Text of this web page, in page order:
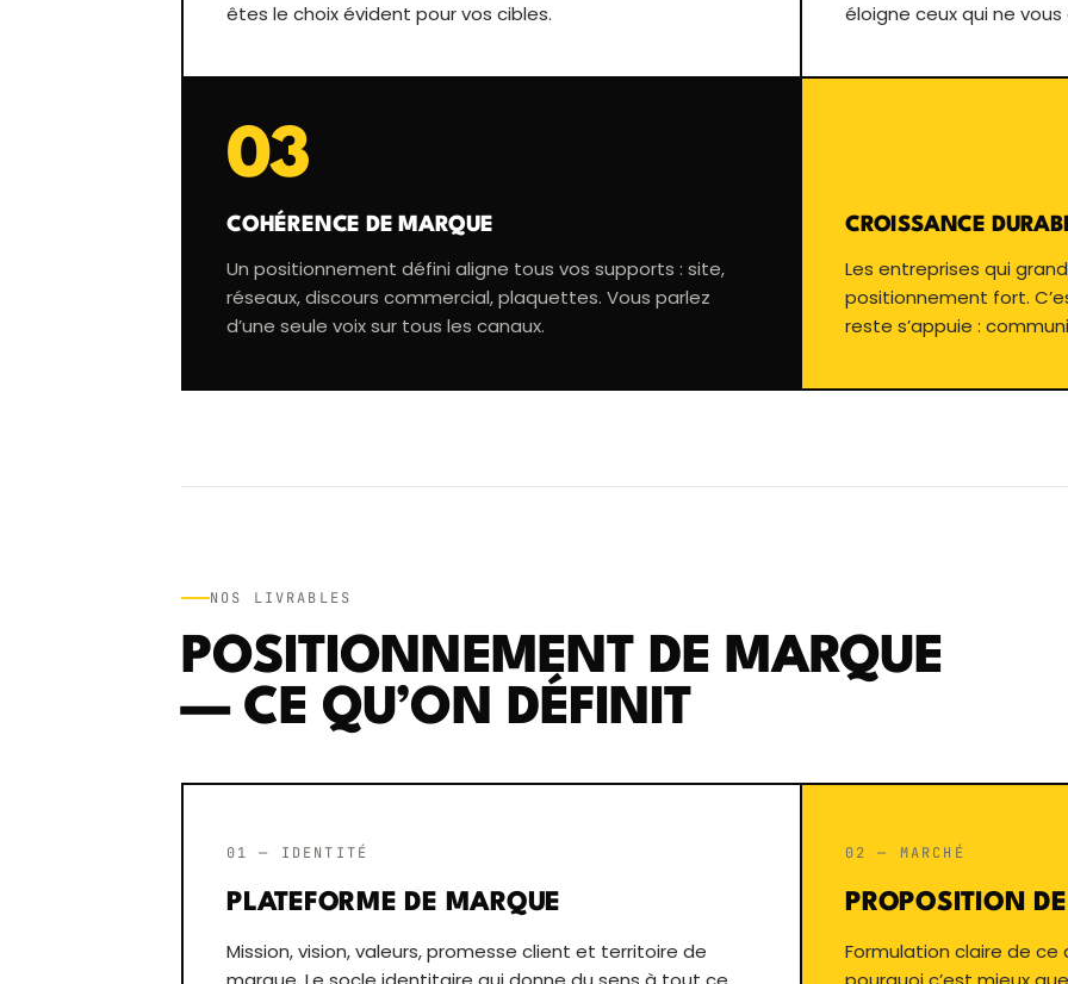
êtes le choix évident pour vos cibles.
éloigne ceux qui ne
03
COHÉRENCE DE MARQUE
Un positionnement défini aligne tous vos supports : site,
réseaux, discours commercial, plaquettes. Vous parlez
d’une seule voix sur tous les canaux.
CROISSANCE
Les entreprises qui
positionnement fort.
reste s’appuie :
NOS LIVRABLES
POSITIONNEMENT DE MARQUE
— CE QU’ON DÉFINIT
01 — IDENTITÉ
PLATEFORME DE MARQUE
Mission, vision, valeurs, promesse client et territoire de
02 — MARCHÉ
PROPOSITION
Formulation claire de ce